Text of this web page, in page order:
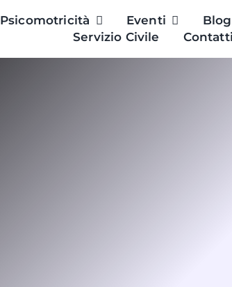
Psicomotricità Eventi Blog
Servizio Civile
Contatti